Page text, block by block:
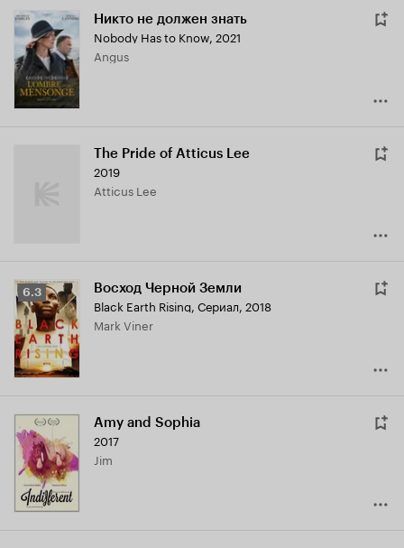
Никто не должен знать
Nobody Has to Know, 2021
Angus
The Pride of Atticus Lee
2019
Atticus Lee
Рейтинг
Кинопоиска
6.3
6.3 Восход Черной Земли
Black Earth Rising, Сериал, 2018
Mark Viner
Amy and Sophia
2017
Jim